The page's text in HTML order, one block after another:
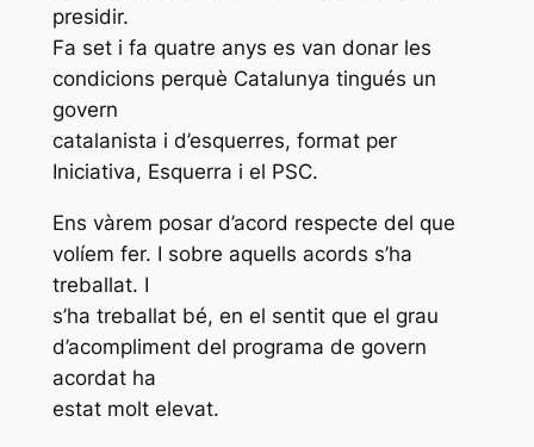
presidir.
Fa set i fa quatre anys es van donar les
condicions perquè Catalunya tingués un
govern
catalanista i d’esquerres, format per
Iniciativa, Esquerra i el PSC.
Ens vàrem posar d’acord respecte del que
volíem fer. I sobre aquells acords s’ha
treballat. I
s’ha treballat bé, en el sentit que el grau
d’acompliment del programa de govern
acordat ha
estat molt elevat.